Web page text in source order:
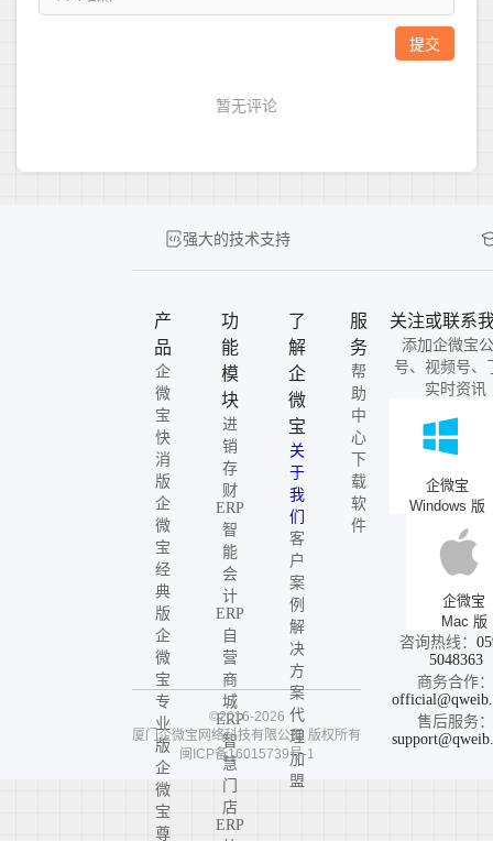
强大的技术支持
产
品
企
微
宝
快
消
版
企
微
宝
经
典
版
企
微
宝
专
业
版
企
微
宝
尊
功
能
模
块
进
销
存
财
ERP
智
能
会
计
ERP
自
营
商
城
ERP
智
慧
门
店
ERP
了
解
企
微
宝
关
于
我
们
客
户
案
例
解
决
方
案
代
理
加
盟
服
务
帮
助
中
心
下
载
软
件
关注或联系
添加企微宝
号、视频号、
实时资讯
企微宝
Windows 版
企微宝
Mac 版
咨询热线：
5048363
商务合作：
售后服务：
©2016-2026
厦门企微宝网络科技有限公司 版权所有
闽ICP备16015739号-1